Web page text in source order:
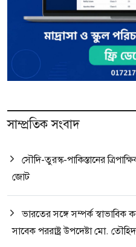
সাম্প্রতিক সংবাদ
সৌদি-তুরস্ক-পাকিস্তানের
জোট
ভারতের সঙ্গে সম্পর্ক
সাবেক পররাষ্ট্র উপদেষ্টা মো.